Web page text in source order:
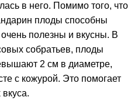
в него. Помимо того, что
плоды способны
полезны и вкусны. В
собратьев, плоды
2 см в диаметре,
с кожурой. Это помогает